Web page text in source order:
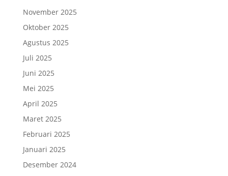
November 2025
Oktober 2025
Agustus 2025
Juli 2025
Juni 2025
Mei 2025
April 2025
Maret 2025
Februari 2025
Januari 2025
Desember 2024